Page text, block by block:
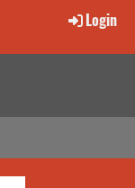
Login